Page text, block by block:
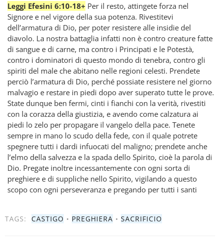
Leggi Efesini 6:10-18+ Per il resto, attingete forza nel
Signore e nel vigore della sua potenza. Rivestitevi
dell’armatura di Dio, per poter resistere alle insidie del
diavolo. La nostra battaglia infatti non è contro creature fatte
di sangue e di carne, ma contro i Principati e le Potestà,
contro i dominatori di questo mondo di tenebra, contro gli
spiriti del male che abitano nelle regioni celesti. Prendete
perciò l’armatura di Dio, perché possiate resistere nel giorno
malvagio e restare in piedi dopo aver superato tutte le prove.
State dunque ben fermi, cinti i fianchi con la verità, rivestiti
con la corazza della giustizia, e avendo come calzatura ai
piedi lo zelo per propagare il vangelo della pace. Tenete
sempre in mano lo scudo della fede, con il quale potrete
spegnere tutti i dardi infuocati del maligno; prendete anche
l’elmo della salvezza e la spada dello Spirito, cioè la parola di
Dio. Pregate inoltre incessantemente con ogni sorta di
preghiere e di suppliche nello Spirito, vigilando a questo
scopo con ogni perseveranza e pregando per tutti i santi
TAGS: CASTIGO • PREGHIERA • SACRIFICIO